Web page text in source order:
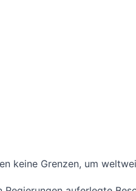
keine Grenzen, um